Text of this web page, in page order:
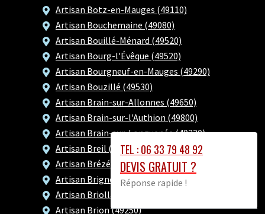
Artisan Botz-en-Mauges (49110)
Artisan Bouchemaine (49080)
Artisan Bouillé-Ménard (49520)
Artisan Bourg-l'Évêque (49520)
Artisan Bourgneuf-en-Mauges (49290)
Artisan Bouzillé (49530)
Artisan Brain-sur-Allonnes (49650)
Artisan Brain-sur-l'Authion (49800)
Artisan Brain-sur-Longuenée (49220)
Artisan Breil (49490)
Artisan Brézé (49260)
Artisan Brigné (49700)
Artisan Briollay (49125)
Artisan Brion (49250)
TEL : 06 33 79 48 92
DEVIS GRATUIT ?
Réponse rapide !